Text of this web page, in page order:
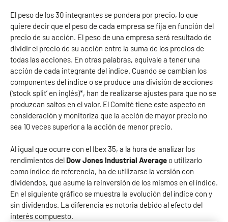
El peso de los 30 integrantes se pondera por precio, lo que
quiere decir que el peso de cada empresa se fija en función del
precio de su acción. El peso de una empresa será resultado de
dividir el precio de su acción entre la suma de los precios de
todas las acciones. En otras palabras, equivale a tener una
acción de cada integrante del índice. Cuando se cambian los
componentes del índice o se produce una división de acciones
(‘stock split’ en inglés)*, han de realizarse ajustes para que no se
produzcan saltos en el valor. El Comité tiene este aspecto en
consideración y monitoriza que la acción de mayor precio no
sea 10 veces superior a la acción de menor precio.
Al igual que ocurre con el Ibex 35, a la hora de analizar los
rendimientos del Dow Jones Industrial Average o utilizarlo
como índice de referencia, ha de utilizarse la versión con
dividendos, que asume la reinversión de los mismos en el índice.
En el siguiente gráfico se muestra la evolución del índice con y
sin dividendos. La diferencia es notoria debido al efecto del
interés compuesto.